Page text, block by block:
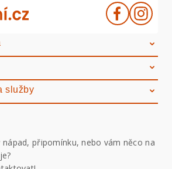
služby
připomínku, nebo vám něco na